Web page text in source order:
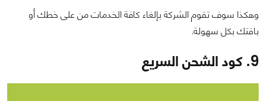
وهكذا سوف تقوم الشركة بإلغاء كافة الخدمات من على خطك أو
باقتك بكل سهولة.
9. كود الشحن السريع